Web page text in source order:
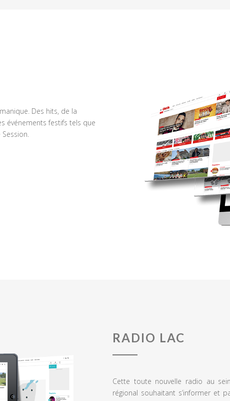
Des hits, de la
événements festifs tels que
RADIO LAC
Cette toute nouvelle radio au
régional souhaitant s’informer et